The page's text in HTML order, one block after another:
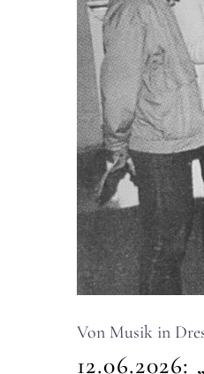
Von Musik in
12.06.2026: